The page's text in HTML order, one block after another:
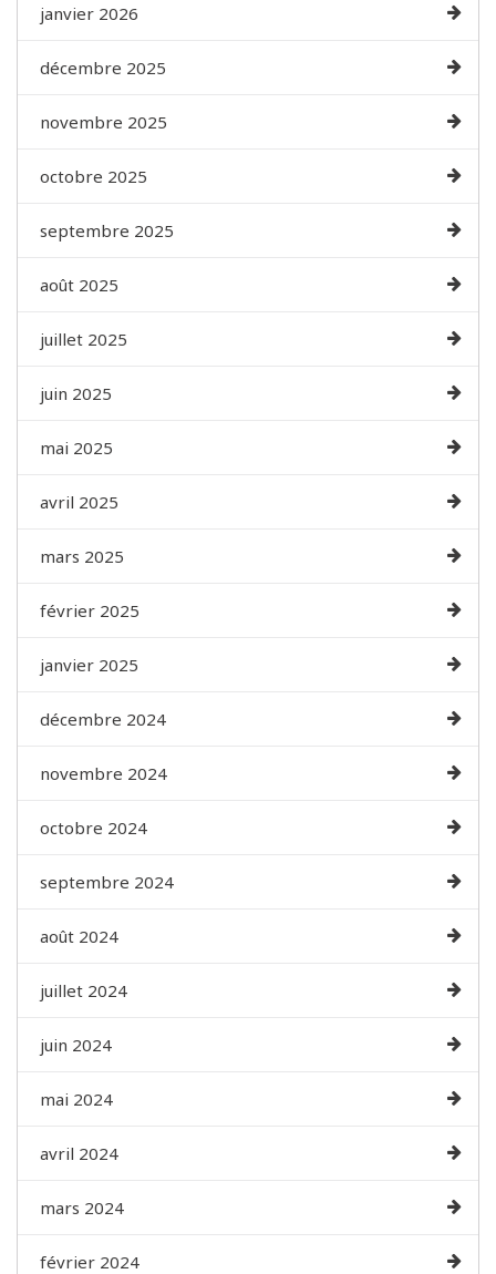
janvier 2026
décembre 2025
novembre 2025
octobre 2025
septembre 2025
août 2025
juillet 2025
juin 2025
mai 2025
avril 2025
mars 2025
février 2025
janvier 2025
décembre 2024
novembre 2024
octobre 2024
septembre 2024
août 2024
juillet 2024
juin 2024
mai 2024
avril 2024
mars 2024
février 2024